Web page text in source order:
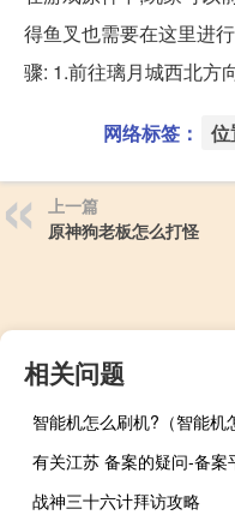
得鱼叉也需要在这里进
骤: 1.前往璃月城西北方
网络标签： 位
上一篇
原神狗老板怎么打怪
相关问题
有关江苏 备案的疑问-备案
战神三十六计拜访攻略